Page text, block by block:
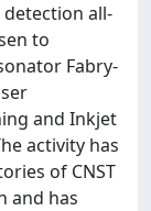
all-
to
Fabry-
and Inkjet
activity has
of CNST
and has